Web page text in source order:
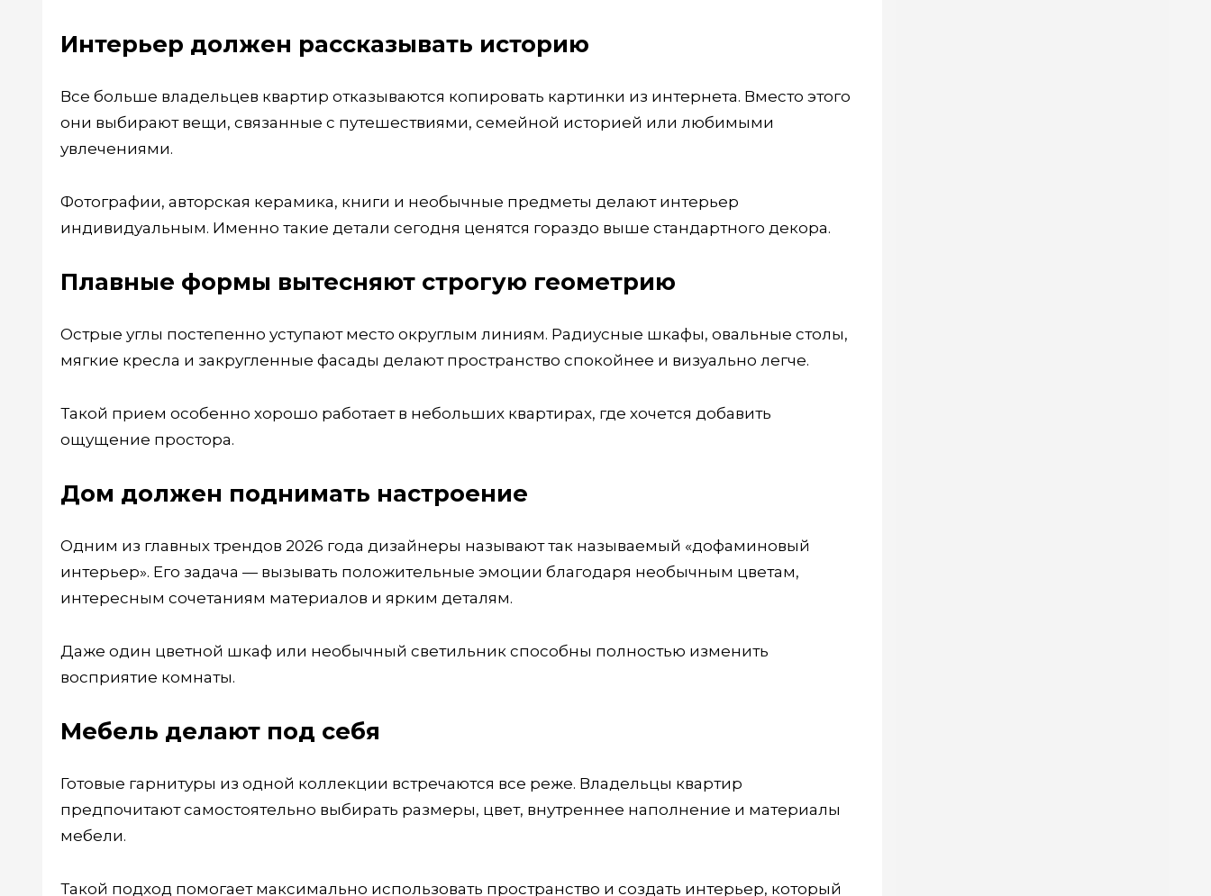
Интерьер должен рассказывать историю
Все больше владельцев квартир отказываются копировать картинки из интернета. Вместо этого
они выбирают вещи, связанные с путешествиями, семейной историей или любимыми
увлечениями.
Фотографии, авторская керамика, книги и необычные предметы делают интерьер
индивидуальным. Именно такие детали сегодня ценятся гораздо выше стандартного декора.
Плавные формы вытесняют строгую геометрию
Острые углы постепенно уступают место округлым линиям. Радиусные шкафы, овальные столы,
мягкие кресла и закругленные фасады делают пространство спокойнее и визуально легче.
Такой прием особенно хорошо работает в небольших квартирах, где хочется добавить
ощущение простора.
Дом должен поднимать настроение
Одним из главных трендов 2026 года дизайнеры называют так называемый «дофаминовый
интерьер». Его задача — вызывать положительные эмоции благодаря необычным цветам,
интересным сочетаниям материалов и ярким деталям.
Даже один цветной шкаф или необычный светильник способны полностью изменить
восприятие комнаты.
Мебель делают под себя
Готовые гарнитуры из одной коллекции встречаются все реже. Владельцы квартир
предпочитают самостоятельно выбирать размеры, цвет, внутреннее наполнение и материалы
мебели.
Такой подход помогает максимально использовать пространство и создать интерьер, который